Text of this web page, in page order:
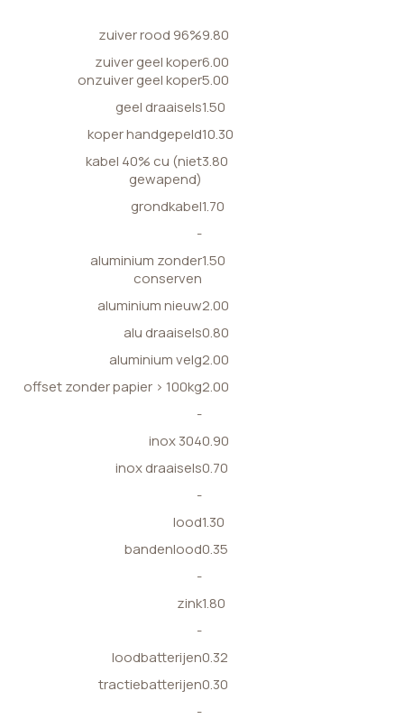
zuiver rood 96%9.80
zuiver geel koper
onzuiver geel koper
6.00
5.00
geel draaisels1.50
koper handgepeld10.30
kabel 40% cu (niet
gewapend)
3.80
grondkabel1.70
-
aluminium zonder
conserven
1.50
aluminium nieuw2.00
alu draaisels0.80
aluminium velg2.00
offset zonder papier > 100kg2.00
-
inox 3040.90
inox draaisels0.70
-
lood1.30
bandenlood0.35
-
zink1.80
-
loodbatterijen0.32
tractiebatterijen0.30
-